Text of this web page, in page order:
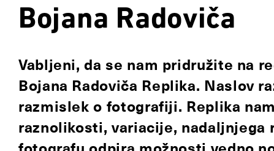
Bojana Radoviča
Vabljeni, da se nam pridružite na
Bojana Radoviča Replika. Naslov
razmislek o fotografiji. Replika
raznolikosti, variacije,